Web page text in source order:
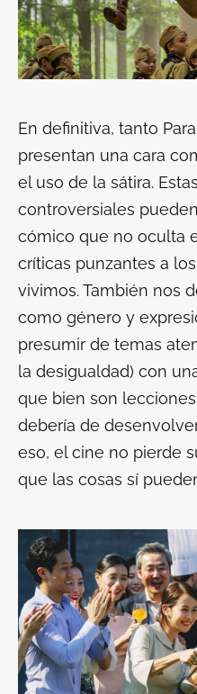
En definitiva, tanto
presentan una cara
el uso de la sátira.
controversiales
cómico que no oculta
críticas punzantes a
vivimos. También nos
como género y
presumir de temas
la desigualdad) con
que bien son
debería de
eso, el cine no pierde
que las cosas sí